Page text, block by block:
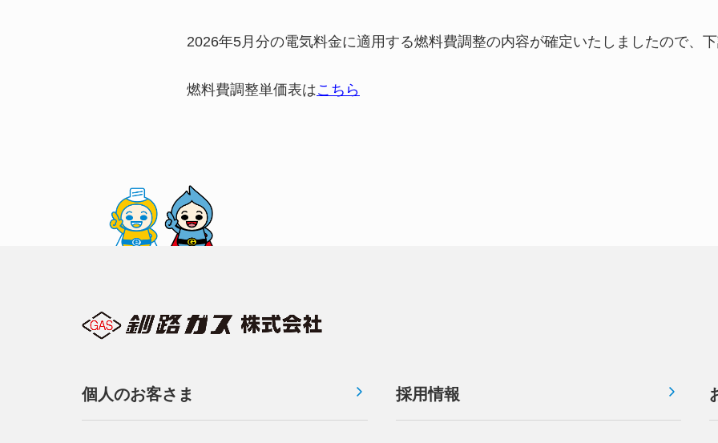
2026年5月分の電気料金に適用する燃料費調整の内容が確定いたしましたので、
燃料費調整単価表はこちら
個人のお客さま 採用情報